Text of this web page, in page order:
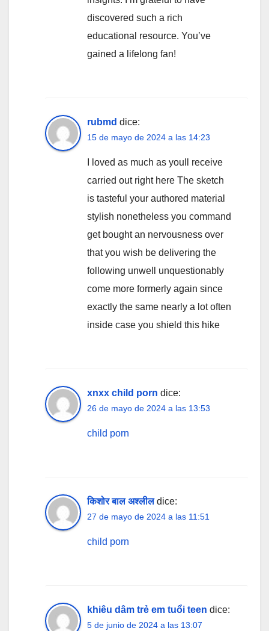
discovered such a rich
educational resource. You’ve
gained a lifelong fan!
rubmd dice:
15 de mayo de 2024 a las 14:23
I loved as much as youll receive
carried out right here The sketch
is tasteful your authored material
stylish nonetheless you command
get bought an nervousness over
that you wish be delivering the
following unwell unquestionably
come more formerly again since
exactly the same nearly a lot often
inside case you shield this hike
xnxx child porn dice:
26 de mayo de 2024 a las 13:53
child porn
किशोर बाल अश्लील dice:
27 de mayo de 2024 a las 11:51
child porn
khiêu dâm trẻ em tuổi teen dice:
5 de junio de 2024 a las 13:07